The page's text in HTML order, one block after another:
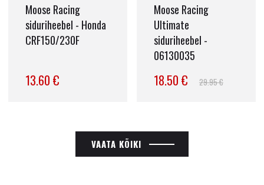
Moose Racing
siduriheebel - Honda
CRF150/230F
13.60 €
Moose Racing
Ultimate
siduriheebel -
06130035
18.50 € 29.95 €
VAATA KÕIKI